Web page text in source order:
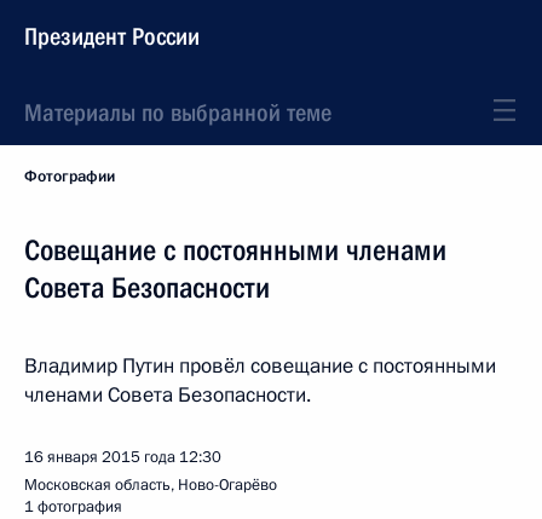
Президент России
Материалы по выбранной теме
Фотографии
Совещание с постоянными членами
Совета Безопасности
Владимир Путин провёл совещание с постоянными
членами Совета Безопасности.
16 января 2015 года 12:30
Московская область, Ново-Огарёво
1 фотография